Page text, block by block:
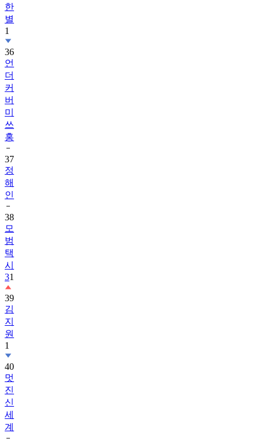
한
별
1
36
언
더
커
버
미
쓰
홍
37
정
해
인
38
모
범
택
시
31
39
김
지
원
1
40
멋
진
신
세
계